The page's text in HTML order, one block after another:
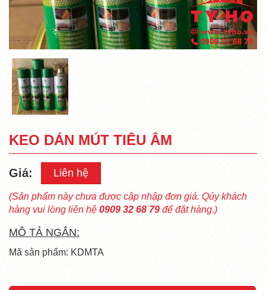
KEO DÁN MÚT TIÊU ÂM
Giá: Liên hệ
(Sản phẩm này chưa được cập nhập đơn giá. Qúy khách
hàng vui lòng liên hệ 0909 32 68 79 để đặt hàng.)
MÔ TẢ NGẮN:
Mã sản phẩm: KDMTA